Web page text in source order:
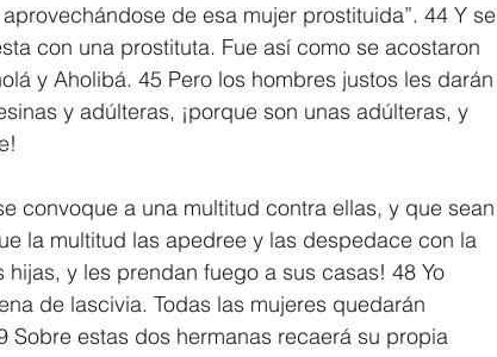
de esa mujer prostituida”. 44 Y se
con una prostituta. Fue así como se acostaron
y Aholibá. 45 Pero los hombres justos les darán
y adúlteras, ¡porque son unas adúlteras, y
convoque a una multitud contra ellas, y que sean
la multitud las apedree y las despedace con la
y les prendan fuego a sus casas! 48 Yo
de lascivia. Todas las mujeres quedarán
Sobre estas dos hermanas recaerá su propia